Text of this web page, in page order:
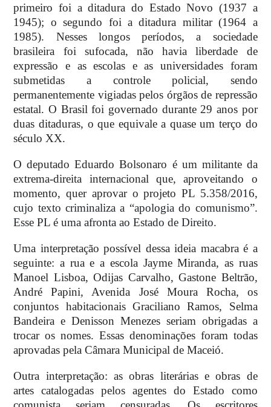
primeiro foi a ditadura do Estado Novo (1937 a
1945); o segundo foi a ditadura militar (1964 a
1985). Nesses longos períodos, a sociedade
brasileira foi sufocada, não havia liberdade de
expressão e as escolas e as universidades foram
submetidas a controle policial, sendo
permanentemente vigiadas pelos órgãos de repressão
estatal.O Brasil foi governado durante 29 anos por
duas ditaduras, o que equivale a quase um terço do
século XX.
O deputado Eduardo Bolsonaro é um militante da
extrema-direita internacional que, aproveitando o
momento, quer aprovar o projeto PL 5.358/2016,
cujo texto criminaliza a “apologia do comunismo”.
Esse PL é uma afronta ao Estado de Direito.
Uma interpretação possível dessa ideia macabra é a
seguinte: a rua e a escola Jayme Miranda, as ruas
Manoel Lisboa, Odijas Carvalho, Gastone Beltrão,
André Papini, Avenida José Moura Rocha, os
conjuntos habitacionais Graciliano Ramos, Selma
Bandeira e Denisson Menezes seriam obrigadas a
trocar os nomes. Essas denominações foram todas
aprovadas pela Câmara Municipal de Maceió.
Outra interpretação: as obras literárias e obras de
artes catalogadas pelos agentes do Estado como